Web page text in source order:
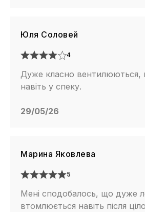
Юля Соловей
4
Дуже класно вентилюються,
навіть у спеку.
29/05/26
Марина Яковлева
5
Мені сподобалось, що дуже
втомлюється навіть після